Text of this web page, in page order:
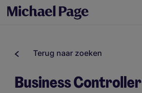
Terug naar zoeken
Business Controller